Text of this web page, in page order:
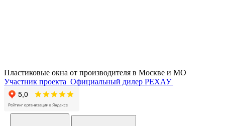
Пластиковые окна от производителя в Москве и МО
Участник проекта Официальный дилер РЕХАУ